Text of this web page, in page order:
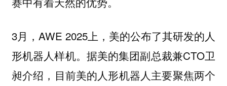
3月，AWE 2025上，美的公布了其研发的人
形机器人样机。据美的集团副总裁兼CTO卫
昶介绍，目前美的人形机器人主要聚焦两个